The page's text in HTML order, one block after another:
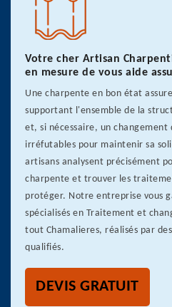
Votre cher Artisan
en mesure de vous aide
Une charpente en bon état
supportant l'ensemble de la
et, si nécessaire, un changement
irréfutables pour maintenir sa
artisans analysent précisément
charpente et trouver les
protéger. Notre entreprise vous
spécialisés en Traitement et
tout Chamalieres, réalisés par
qualifiés.
DEVIS GRATUIT